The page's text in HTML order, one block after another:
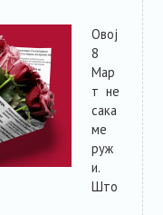
Овој
8
Мар
т не
сака
ме
руж
и.
Што